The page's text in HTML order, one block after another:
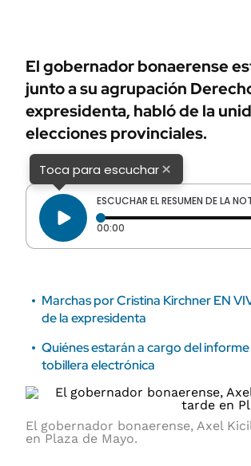
El gobernador bonaerense
junto a su agrupación
expresidenta, habló de la
elecciones provinciales.
Toca para escuchar×
ESCUCHAR EL RESUMEN DE LA
00:00 Tiempo transcurrido: 0
Marchas por Cristina Kirchner EN
de la expresidenta
Quiénes estarán a cargo del
tobillera electrónica
El gobernador bonaerense, Axel
en Plaza de Mayo.